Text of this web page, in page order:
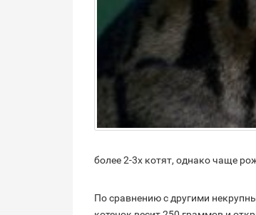
более 2-3х котят, однако чаще
По сравнению с другими